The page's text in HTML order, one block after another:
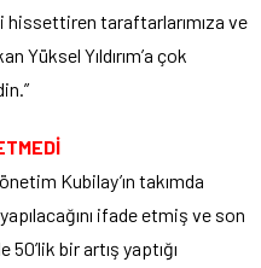
hissettiren taraftarlarımıza ve
Yüksel Yıldırım’a çok
Kubilay’ın takımda
ifade etmiş ve son
bir artış yaptığı